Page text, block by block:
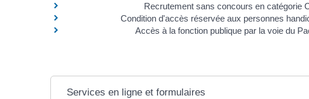
Recrutement sans concours en catégorie
Condition d'accès réservée aux personnes
Accès à la fonction publique par la voie du
Services en ligne et formulaires